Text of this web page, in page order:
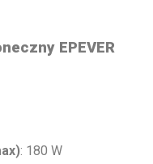
EPEVER
: 180 W